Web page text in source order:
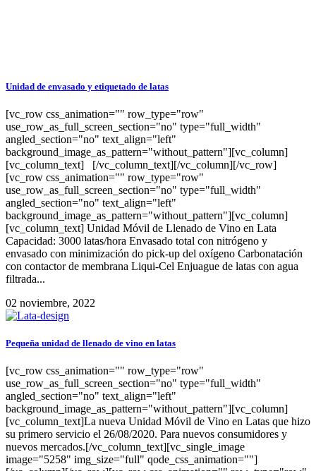
Unidad de envasado y etiquetado de latas
[vc_row css_animation="" row_type="row"
use_row_as_full_screen_section="no" type="full_width"
angled_section="no" text_align="left"
background_image_as_pattern="without_pattern"][vc_column]
[vc_column_text] [/vc_column_text][/vc_column][/vc_row]
[vc_row css_animation="" row_type="row"
use_row_as_full_screen_section="no" type="full_width"
angled_section="no" text_align="left"
background_image_as_pattern="without_pattern"][vc_column]
[vc_column_text] Unidad Móvil de Llenado de Vino en Lata
Capacidad: 3000 latas/hora Envasado total con nitrógeno y
envasado con minimización do pick-up del oxígeno Carbonatación
con contactor de membrana Liqui-Cel Enjuague de latas con agua
filtrada...
02 noviembre, 2022
Pequeña unidad de llenado de vino en latas
[vc_row css_animation="" row_type="row"
use_row_as_full_screen_section="no" type="full_width"
angled_section="no" text_align="left"
background_image_as_pattern="without_pattern"][vc_column]
[vc_column_text]La nueva Unidad Móvil de Vino en Latas que hizo
su primero servicio el 26/08/2020. Para nuevos consumidores y
nuevos mercados.[/vc_column_text][vc_single_image
image="5258" img_size="full" qode_css_animation=""]